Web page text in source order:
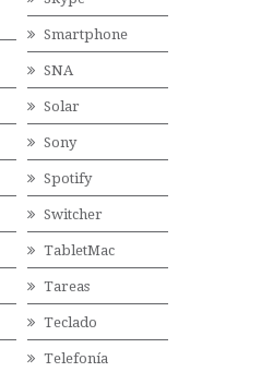
Smartphone
SNA
Solar
Sony
Spotify
Switcher
TabletMac
Tareas
Teclado
Telefonía